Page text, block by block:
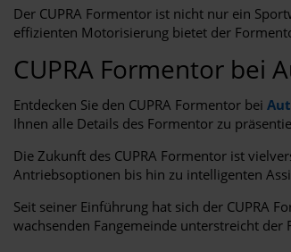
Der CUPRA Formentor ist nicht nur ein
effizienten Motorisierung bietet der
CUPRA Formentor bei
Entdecken Sie den CUPRA Formentor bei
Ihnen alle Details des Formentor zu
Die Zukunft des CUPRA Formentor ist
Antriebsoptionen bis hin zu intelligenten
Seit seiner Einführung hat sich der CUPRA
wachsenden Fangemeinde unterstreicht